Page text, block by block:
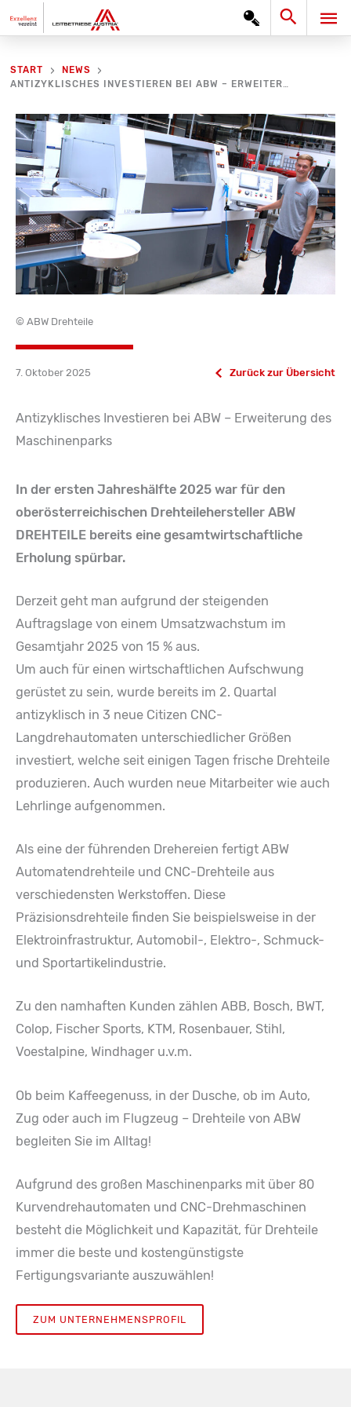
Inhalt
Search
START
NEWS
ANTIZYKLISCHES INVESTIEREN BEI ABW – ERWEITERUNG DES MASCHINENPARKS
© ABW Drehteile
7. Oktober 2025 Zurück zur Übersicht
Antizyklisches Investieren bei ABW – Erweiterung des
Maschinenparks
In der ersten Jahreshälfte 2025 war für den
oberösterreichischen Drehteilehersteller ABW
DREHTEILE bereits eine gesamtwirtschaftliche
Erholung spürbar.
Derzeit geht man aufgrund der steigenden
Auftragslage von einem Umsatzwachstum im
Gesamtjahr 2025 von 15 % aus.
Um auch für einen wirtschaftlichen Aufschwung
gerüstet zu sein, wurde bereits im 2. Quartal
antizyklisch in 3 neue Citizen CNC-
Langdrehautomaten unterschiedlicher Größen
investiert, welche seit einigen Tagen frische Drehteile
produzieren. Auch wurden neue Mitarbeiter wie auch
Lehrlinge aufgenommen.
Als eine der führenden Drehereien fertigt ABW
Automatendrehteile und CNC-Drehteile aus
verschiedensten Werkstoffen. Diese
Präzisionsdrehteile finden Sie beispielsweise in der
Elektroinfrastruktur, Automobil-, Elektro-, Schmuck-
und Sportartikelindustrie.
Zu den namhaften Kunden zählen ABB, Bosch, BWT,
Colop, Fischer Sports, KTM, Rosenbauer, Stihl,
Voestalpine, Windhager u.v.m.
Ob beim Kaffeegenuss, in der Dusche, ob im Auto,
Zug oder auch im Flugzeug – Drehteile von ABW
begleiten Sie im Alltag!
Aufgrund des großen Maschinenparks mit über 80
Kurvendrehautomaten und CNC-Drehmaschinen
besteht die Möglichkeit und Kapazität, für Drehteile
immer die beste und kostengünstigste
Fertigungsvariante auszuwählen!
ZUM UNTERNEHMENSPROFIL